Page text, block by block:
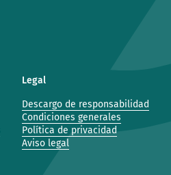
Legal
Descargo de responsabilidad
Condiciones generales
Política de privacidad
Aviso legal